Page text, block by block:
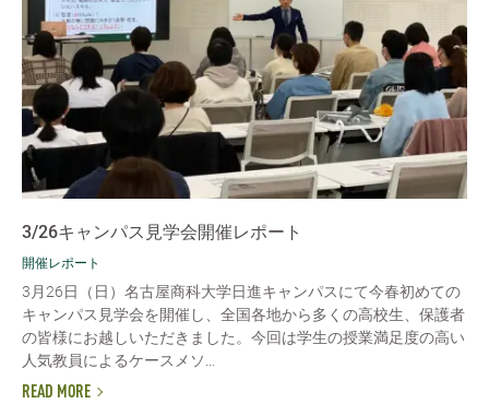
3/26キャンパス見学会開催レポート
開催レポート
3月26日（日）名古屋商科大学日進キャンパスにて今春初めての
キャンパス見学会を開催し、全国各地から多くの高校生、保護者
の皆様にお越しいただきました。今回は学生の授業満足度の高い
人気教員によるケースメソ...
READ MORE